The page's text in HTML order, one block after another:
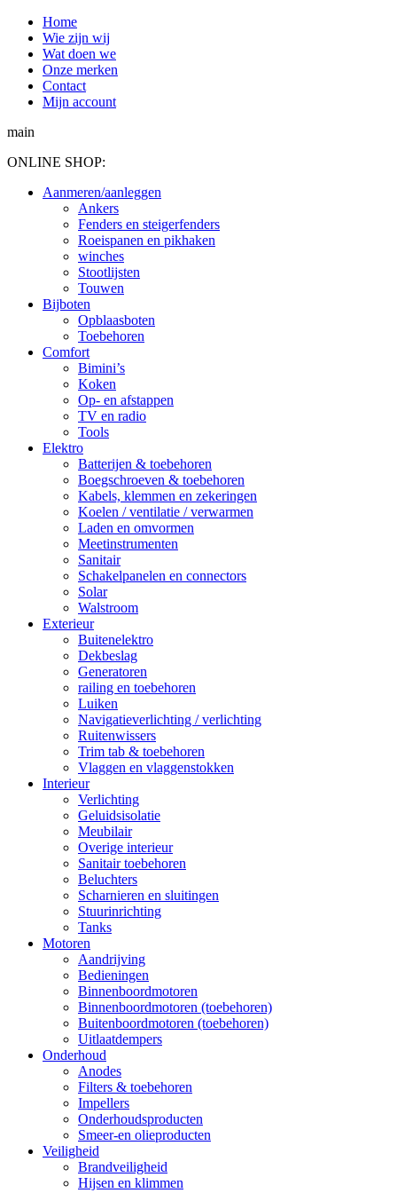
Spring
naar
content
Home
Wie zijn wij
Wat doen we
Onze merken
Contact
Mijn account
main
ONLINE SHOP:
Aanmeren/aanleggen
Ankers
Fenders en steigerfenders
Roeispanen en pikhaken
winches
Stootlijsten
Touwen
Bijboten
Opblaasboten
Toebehoren
Comfort
Bimini’s
Koken
Op- en afstappen
TV en radio
Tools
Elektro
Batterijen & toebehoren
Boegschroeven & toebehoren
Kabels, klemmen en zekeringen
Koelen / ventilatie / verwarmen
Laden en omvormen
Meetinstrumenten
Sanitair
Schakelpanelen en connectors
Solar
Walstroom
Exterieur
Buitenelektro
Dekbeslag
Generatoren
railing en toebehoren
Luiken
Navigatieverlichting / verlichting
Ruitenwissers
Trim tab & toebehoren
Vlaggen en vlaggenstokken
Interieur
Verlichting
Geluidsisolatie
Meubilair
Overige interieur
Sanitair toebehoren
Beluchters
Scharnieren en sluitingen
Stuurinrichting
Tanks
Motoren
Aandrijving
Bedieningen
Binnenboordmotoren
Binnenboordmotoren (toebehoren)
Buitenboordmotoren (toebehoren)
Uitlaatdempers
Onderhoud
Anodes
Filters & toebehoren
Impellers
Onderhoudsproducten
Smeer-en olieproducten
Veiligheid
Brandveiligheid
Hijsen en klimmen